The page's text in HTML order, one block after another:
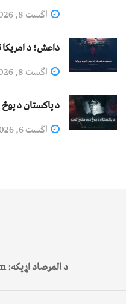
اگست 8, 2026
داعش؛ د امریکا
اگست 8, 2026
د پاکستان د
اگست 6, 2026
د المرصاد اړیکه: info@almirsaad.com